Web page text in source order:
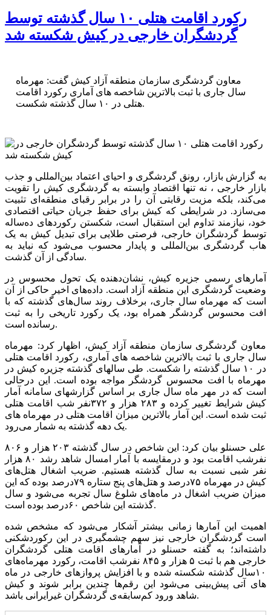
رکورد اقامت هتلی ۱۰ سال گذشته توسط
گردشگران خارجی در کیش شکسته شد
معاون گردشگری سازمان منطقه آزاد کیش گفت: مهرماه
سال جاری با ثبت بالاترین شاخصه های آماری رکورد اقامت
هتلی در ۱۰ سال گذشته شکست.
به گزارش بازار، رونق گردشگری و احیای اعتماد بین‌المللی و جذب
بازار خارجی ، نه تنها اقتصاد وابسته به گردشگری کیش را تقویت
می‌کند، بلکه مزیت رقابتی آن را در برابر رقبای منطقه‌ای تثبیت
می‌سازد. در شرایطی که کیش برای حفظ جریان حیاتی اقتصادی
خود، نیازمند تداوم این استقبال است، شکستن رکوردهای ده‌ساله
توسط گردشگران خارجی، فرصتی طلایی برای تبدیل کیش به یک
هاب گردشگری بین‌المللی و پایدار محسوب می‌شود که نباید به
سادگی از آن گذشت.
آمارهای رسمی جزیره کیش، نشان‌دهنده یک تحول محسوس در
وضعیت گردشگری این منطقه آزاد است. داده‌های اخیر حاکی از آن
است که مهرماه سال جاری، برخلاف روند سال‌های گذشته که با
افت محسوس گردشگر همراه بود، یک رکورد تاریخی را به ثبت
رسانده است.
معاون گردشگری سازمان منطقه آزاد کیش، اظهار کرد: مهرماه
سال جاری با ثبت بالاترین شاخصه های آماری، رکورد اقامت هتلی
در ۱۰ سال گذشته را شکست. طی سالهای گذشته جزیره کیش در
مهرماه با افت محسوس گردشگر مواجه بوده است. این درحالی
است که در مهر ماه سال جاری بر اساس گزارشهای سامانه آمار
کیش شرایط تغییر کرده و ۲۸۳ هزار و ۳۷۲نفر شب اقامت هتلی
ثبت شده است. این آمار بالاترین میزان اقامت هتلی در مهرماه های
یک دهه گذشته به شمار می‌رود.
علی حسنلو بیان کرد: این شاخص در سال گذشته ۲۰۳ هزار و ۸۰۶
نفرشب اقامت بود و درمقایسه با آمار امسال شاهد رشد ۸۰ هزار
نفر شبی نسبت به سال گذشته هستیم. ضریب اشغال هتل‌های
کیش در مهرماه ۷۵درصد و هتل‌های پنج ستاره ۷۹درصد بوده که این
میزان ضریب اشغال در ماه‌های شلوغ سال تجربه می‌شود و سال
گذشته این شاخص ۶۰درصد بوده است.
اهمیت این آمارها زمانی بیشتر آشکار می‌شود که مشخص شده
است گردشگران خارجی نیز سهم چشمگیری در این رکوردشکنی
داشته‌اند؛ به گفته حسنلو در آمارهای اقامت هتلی گردشگران
خارجی هم با ثبت ۵ هزار و ۸۴۵ نفرشب اقامت، رکورد مهرماه‌های
۱۰سال گذشته شکسته شده و با افزایش پروازهای خارجی در ماه
های آتی پیش‌بینی می‌شود این رقم‌ها چندین برابر شوند و کیش
شاهد ورود کم‌سابقه‌ی گردشگران غیرایرانی باشد.